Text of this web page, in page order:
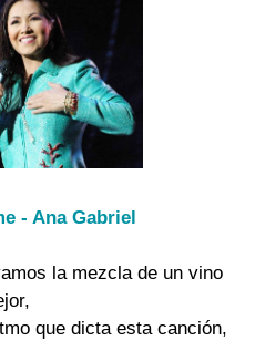
- Ana Gabriel
la mezcla de un vino
que dicta esta canción,